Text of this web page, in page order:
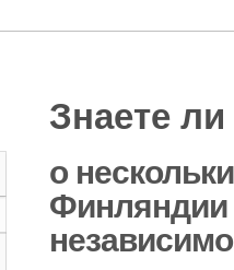
Знаете
о
Финляндии